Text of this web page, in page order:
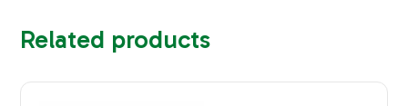
Related products